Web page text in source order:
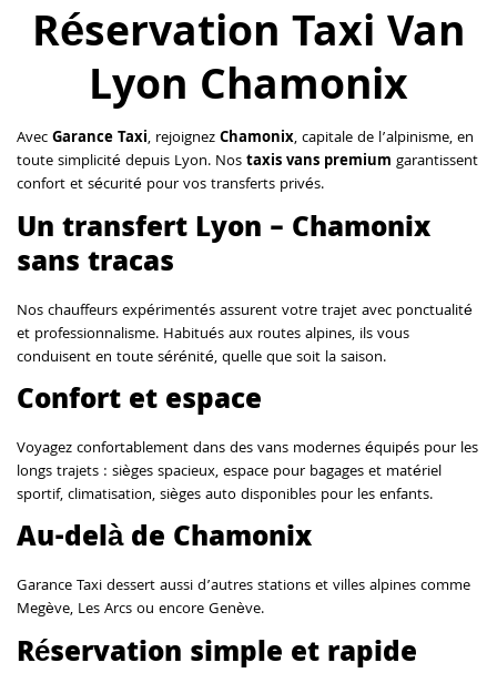
Réservation Taxi Van
Lyon Chamonix
AvecGarance Taxi, rejoignezChamonix, capitale de l’alpinisme, en
toute simplicité depuis Lyon. Nostaxis vans premium garantissent
confort et sécurité pour vos transferts privés.
Un transfert Lyon – Chamonix
sans tracas
Nos chauffeurs expérimentés assurent votre trajet avec ponctualité
et professionnalisme. Habitués aux routes alpines, ils vous
conduisent en toute sérénité, quelle que soit la saison.
Confort et espace
Voyagez confortablement dans des vans modernes équipés pour les
longs trajets : sièges spacieux, espace pour bagages et matériel
sportif, climatisation, sièges auto disponibles pour les enfants.
Au-delà de Chamonix
Garance Taxi dessert aussi d’autres stations et villes alpines comme
Megève, Les Arcs ou encore Genève.
Réservation simple et rapide